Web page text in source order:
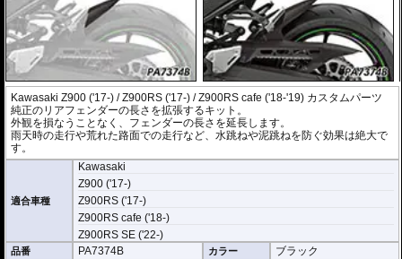
Kawasaki Z900 ('17-) / Z900RS ('17-) / Z900RS cafe ('18-'19) カスタムパーツ
純正のリアフェンダーの長さを拡張するキット。
外観を損なうことなく、フェンダーの長さを延長します。
雨天時の走行や荒れた路面での走行など、水跳ねや泥跳ねを防ぐ効果は絶大で
す。
適合車種
Kawasaki
Z900 ('17-)
Z900RS ('17-)
Z900RS cafe ('18-)
Z900RS SE ('22-)
品番 PA7374B カラー ブラック